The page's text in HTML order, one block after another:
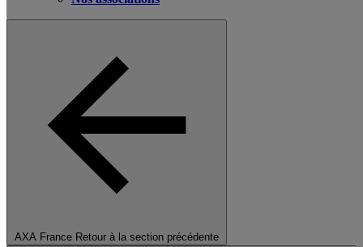
AXA France Retour à la section précédente